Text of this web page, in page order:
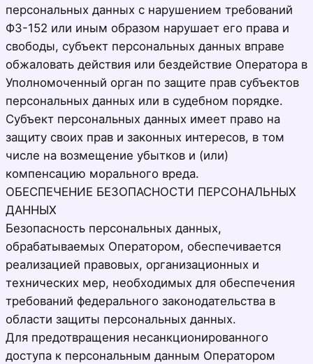
персональных данных с нарушением требований
ФЗ-152 или иным образом нарушает его права и
свободы, субъект персональных данных вправе
обжаловать действия или бездействие Оператора в
Уполномоченный орган по защите прав субъектов
персональных данных или в судебном порядке.
Субъект персональных данных имеет право на
защиту своих прав и законных интересов, в том
числе на возмещение убытков и (или)
компенсацию морального вреда.
ОБЕСПЕЧЕНИЕ БЕЗОПАСНОСТИ ПЕРСОНАЛЬНЫХ
ДАННЫХ
Безопасность персональных данных,
обрабатываемых Оператором, обеспечивается
реализацией правовых, организационных и
технических мер, необходимых для обеспечения
требований федерального законодательства в
области защиты персональных данных.
Для предотвращения несанкционированного
доступа к персональным данным Оператором